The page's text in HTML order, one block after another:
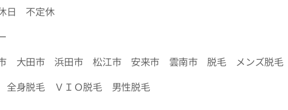
日 不定休
大田市 浜田市 松江市 安来市 雲南市 脱毛 メンズ脱毛
全身脱毛 ＶＩＯ脱毛 男性脱毛